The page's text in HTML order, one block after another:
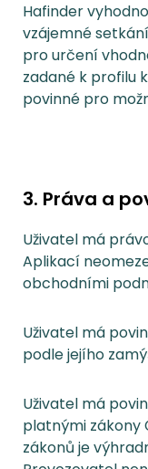
Hafinder
vzájemné
pro určení
zadané k profilu
povinné pro
3. Práva a
Uživatel má
Aplikací
obchodními
Uživatel má
podle jejího
Uživatel má
platnými zákony
zákonů je